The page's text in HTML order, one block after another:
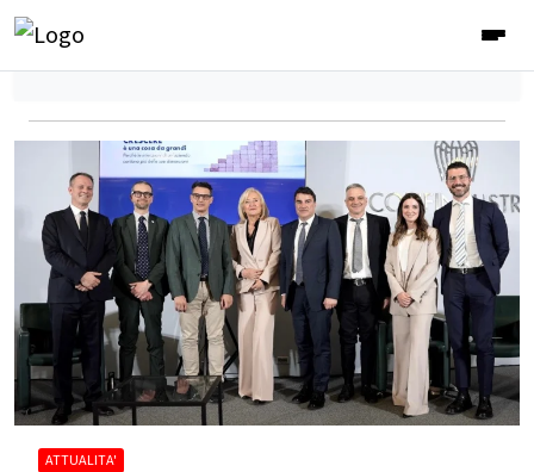
ATTUALITA'